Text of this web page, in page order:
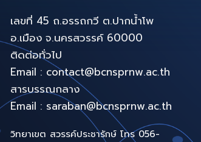
เลขที่ 45 ถ.อรรถกวี ต.ปากน้ำโพ
อ.เมือง จ.นครสวรรค์ 60000
ติดต่อทั่วไป
Email : contact@bcnsprnw.ac.th
สารบรรณกลาง
Email : saraban@bcnsprnw.ac.th
วิทยาเขต สวรรค์ประชารักษ์ โทร 056-